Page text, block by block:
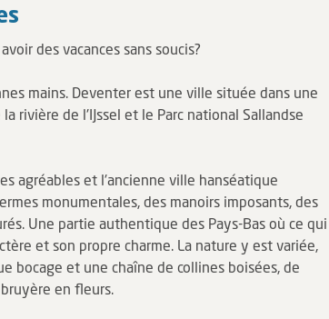
des vacances sans soucis?
mains. Deventer est une ville située dans une
rivière de l'IJssel et le Parc national Sallandse
agréables et l'ancienne ville hanséatique
monumentales, des manoirs imposants, des
Une partie authentique des Pays-Bas où ce qui
et son propre charme. La nature y est variée,
bocage et une chaîne de collines boisées, de
en fleurs.